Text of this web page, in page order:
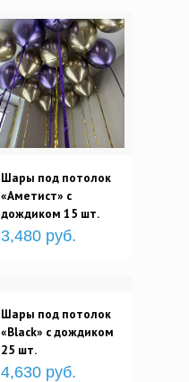
Шары под потолок
«Аметист» с
дождиком 15 шт.
3,480 руб.
Шары под потолок
«Black» с дождиком
25 шт.
4,630 руб.